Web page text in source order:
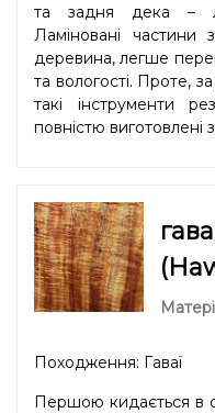
та задня дека –
Ламіновані частини
деревина, легше
та вологості. Проте,
такі інструменти
повністю виготовлені
Походження: Гаваї
Першою кидається в